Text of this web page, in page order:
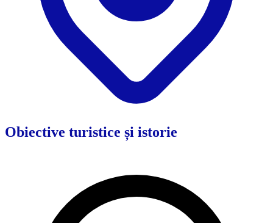
Obiective turistice și istorie